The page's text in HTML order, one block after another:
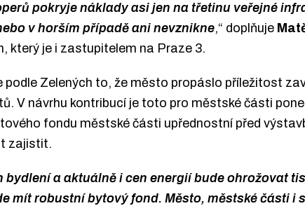
pokryje náklady asi jen na třetinu veřejné
v horším případě ani nevznikne,“ doplňuje
který je i zastupitelem na Praze 3.
podle Zelených to, že město propáslo příležitost
V návrhu kontribucí je toto pro městské části
fondu městské části upřednostní před
zajistit.
a aktuálně i cen energií bude ohrožovat
mít robustní bytový fond. Město, městské části